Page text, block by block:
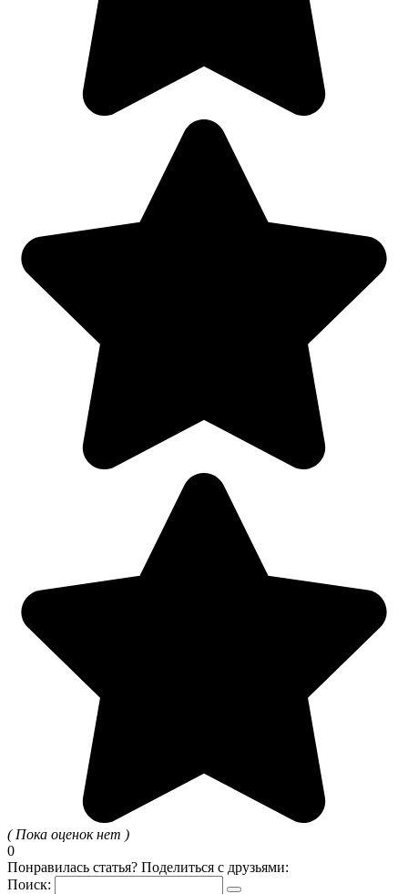
( Пока оценок нет )
0
Понравилась статья? Поделиться с друзьями:
Поиск: